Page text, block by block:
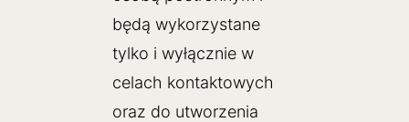
będą wykorzystane
tylko i wyłącznie w
celach kontaktowych
oraz do utworzenia